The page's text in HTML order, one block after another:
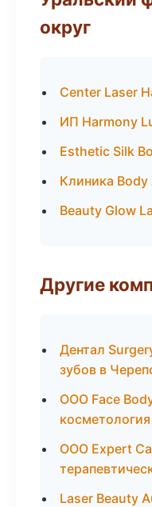
округ
Center Laser
ИП Harmony
Esthetic Silk
Клиника
Beauty Glow
Другие
Дентал
зубов в
ООО Face
ООО Expert
Laser Beauty